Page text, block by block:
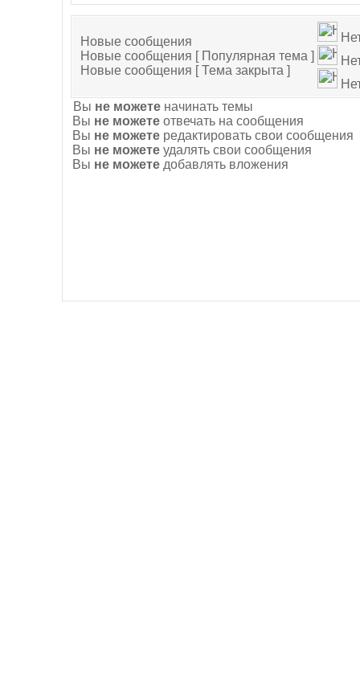
Новые сообщения
Новые сообщения [ Популярная тема ]
Новые сообщения [ Тема закрыта ]
Вы не можетеначинать темы
Вы не можетеотвечать на сообщения
Вы не можетередактировать свои сообщения
Вы не можетеудалять свои сообщения
Вы не можетедобавлять вложения